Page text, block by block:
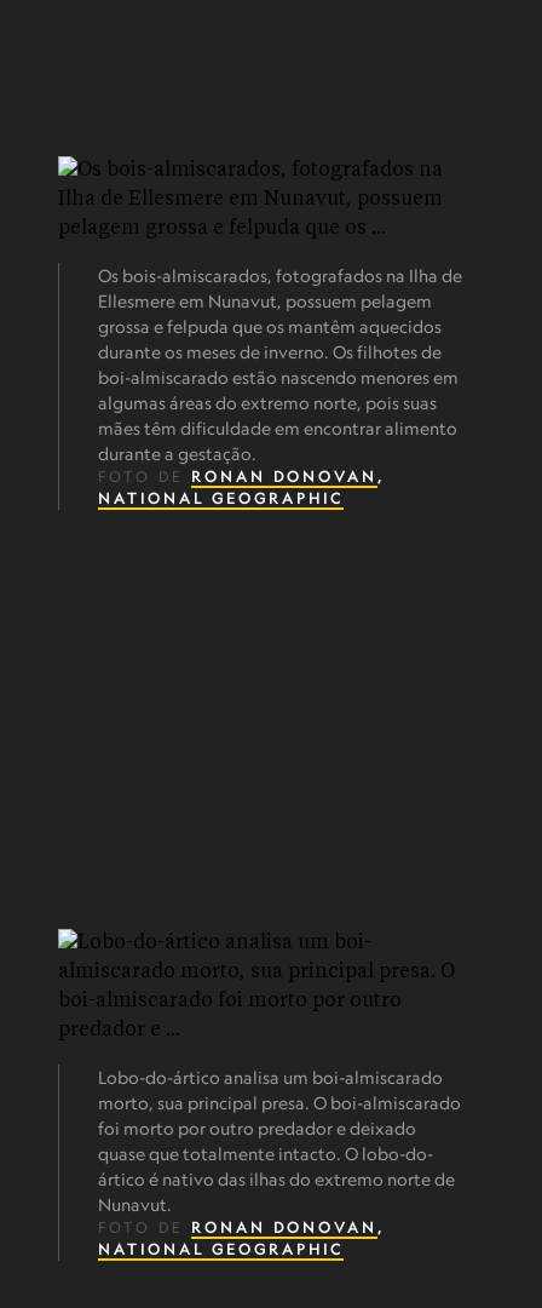
Os bois-almiscarados, fotografados na Ilha de
Ellesmere em Nunavut, possuem pelagem
grossa e felpuda que os mantêm aquecidos
durante os meses de inverno. Os filhotes de
boi-almiscarado estão nascendo menores em
algumas áreas do extremo norte, pois suas
mães têm dificuldade em encontrar alimento
durante a gestação.
FOTO DE RONAN DONOVAN ,
NATIONAL GEOGRAPHIC
Lobo-do-ártico analisa um boi-almiscarado
morto, sua principal presa. O boi-almiscarado
foi morto por outro predador e deixado
quase que totalmente intacto. O lobo-do-
ártico é nativo das ilhas do extremo norte de
Nunavut.
FOTO DE RONAN DONOVAN ,
NATIONAL GEOGRAPHIC